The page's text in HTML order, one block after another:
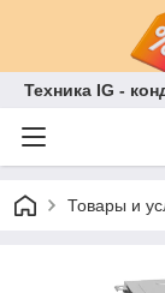
Техника IG -
Товары и